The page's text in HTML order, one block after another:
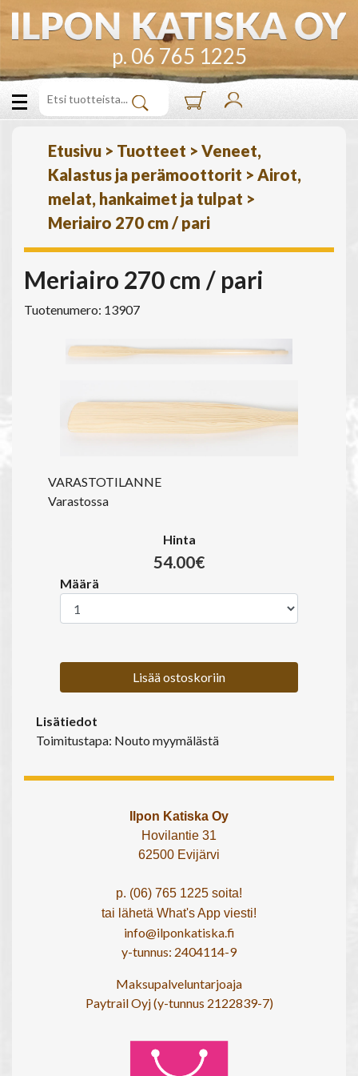
p. 06 765 1225
Etusivu > Tuotteet > Veneet,
Kalastus ja perämoottorit > Airot,
melat, hankaimet ja tulpat >
Meriairo 270 cm / pari
Meriairo 270 cm / pari
Tuotenumero: 13907
VARASTOTILANNE
Varastossa
Hinta
54.00€
Määrä
Lisää ostoskoriin
Lisätiedot
Toimitustapa: Nouto myymälästä
Ilpon Katiska Oy
Hovilantie 31
62500 Evijärvi
p. (06) 765 1225 soita!
tai lähetä What's App viesti!
info@ilponkatiska.fi
y-tunnus: 2404114-9
Maksupalveluntarjoaja
Paytrail Oyj (y-tunnus 2122839-7)